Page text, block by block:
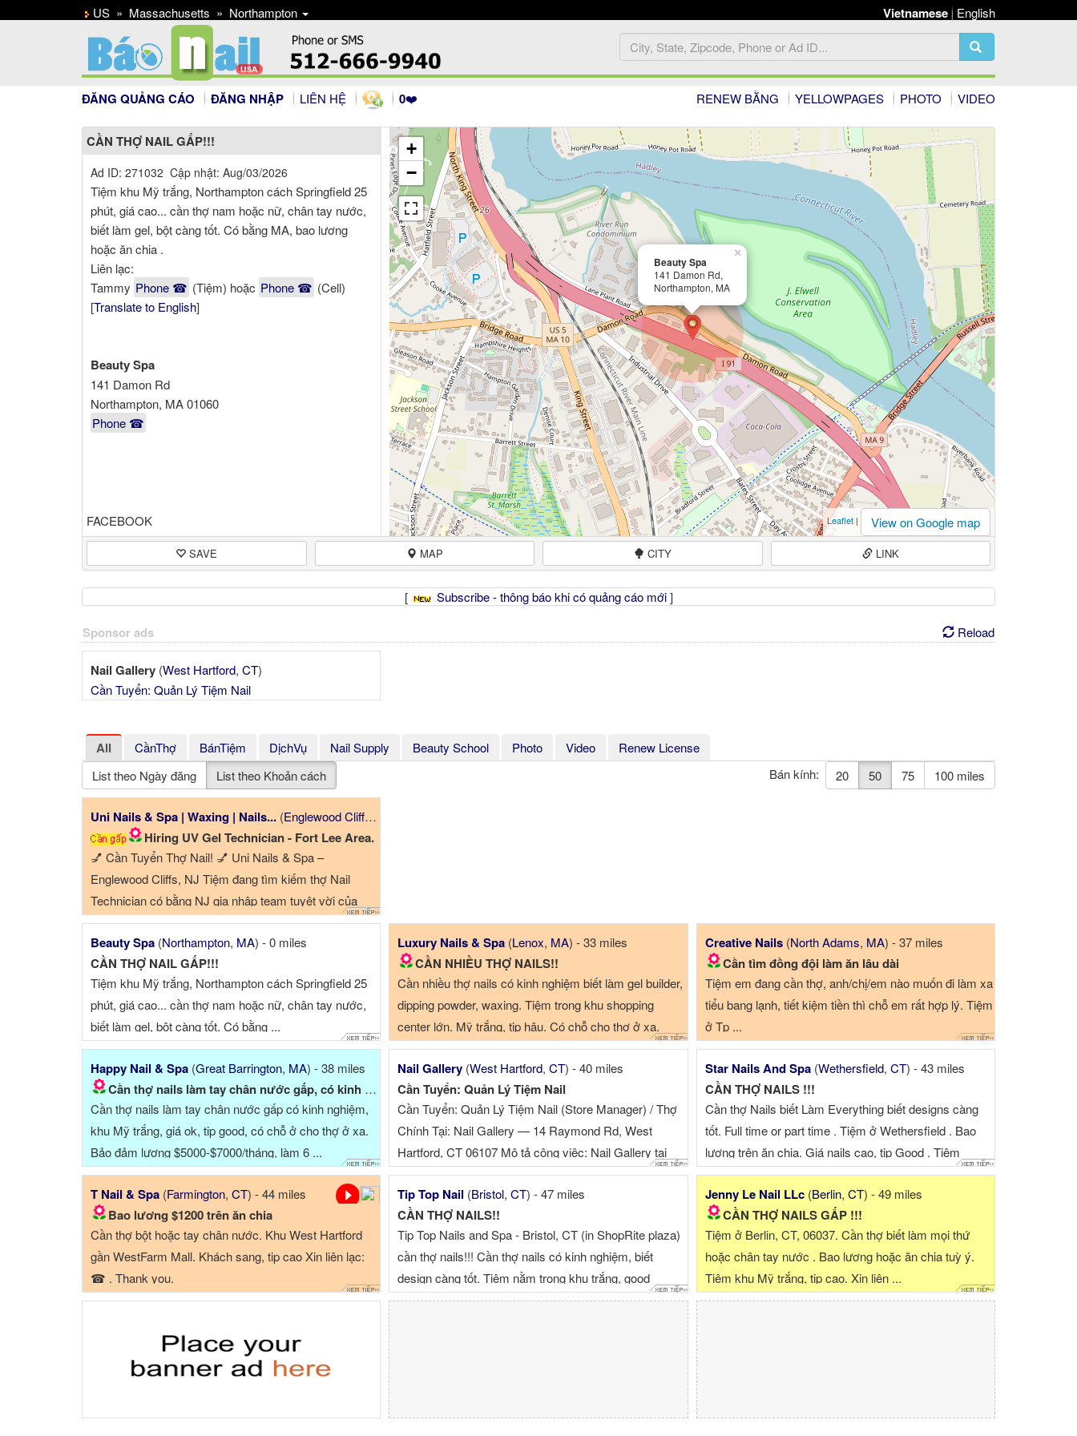
Vietnamese English
US » Massachusetts » Northampton
RENEW BẰNG YELLOWPAGES PHOTO VIDEO
ĐĂNG QUẢNG CÁO ĐĂNG NHẬP LIÊN HỆ 0❤️
CẦN THỢ NAIL GẤP!!!
Ad ID: 271032 Cập nhật: Aug/03/2026
Tiệm khu Mỹ trắng, Northampton cách Springfield 25
phút, giá cao... cần thợ nam hoặc nữ, chân tay nước,
biết làm gel, bột càng tốt. Có bằng MA, bao lương
hoặc ăn chia .
Liên lạc:
Tammy Phone ☎ (Tiệm) hoặc Phone ☎ (Cell)
[Translate to English]
Beauty Spa
141 Damon Rd
Northampton, MA 01060
Phone ☎
FACEBOOK
Beauty Spa
141 Damon Rd,
Northampton, MA
×
+
−
Leaflet| View on Google map
SAVE MAP CITY LINK
[ Subscribe - thông báo khi có quảng cáo mới]
Sponsor ads Reload
Nail Gallery (West Hartford, CT)
Cần Tuyển: Quản Lý Tiệm Nail
All CầnThợ BánTiệm DịchVụ Nail Supply Beauty School Photo Video
Renew License
List theo Ngày đăng
List theo Khoản cách 20 50 75 100 miles
Bán kính:
Uni Nails & Spa | Waxing | Nails... (Englewood Cliffs ,
Hiring UV Gel Technician - Fort Lee Area.
💅 Cần Tuyển Thợ Nail! 💅 Uni Nails & Spa –
Englewood Cliffs, NJ Tiệm đang tìm kiếm thợ Nail
Technician có bằng NJ gia nhập team tuyệt vời của
chúng tôi! ✨ ...
Beauty Spa (Northampton, MA) - 0 miles
CẦN THỢ NAIL GẤP!!!
Tiệm khu Mỹ trắng, Northampton cách Springfield 25
phút, giá cao... cần thợ nam hoặc nữ, chân tay nước,
biết làm gel, bột càng tốt. Có bằng ...
Luxury Nails & Spa (Lenox, MA) - 33 miles
CẦN NHIỀU THỢ NAILS!!
Cần nhiều thợ nails có kinh nghiệm biết làm gel builder,
dipping powder, waxing. Tiệm trong khu shopping
center lớn. Mỹ trắng, tip hậu. Có chỗ cho thợ ở xa.
Lương ...
Creative Nails (North Adams, MA) - 37 miles
Cần tìm đồng đội làm ăn lâu dài
Tiệm em đang cần thợ, anh/chị/em nào muốn đi làm xa
tiểu bang lạnh, tiết kiệm tiền thì chỗ em rất hợp lý. Tiệm
ở Tp ...
Happy Nail & Spa (Great Barrington, MA) - 38 miles
Cần thợ nails làm tay chân nước gấp, có kinh nghiệm.
Cần thợ nails làm tay chân nước gấp có kinh nghiệm,
khu Mỹ trắng, giá ok, tip good, có chỗ ở cho thợ ở xa.
Bảo đảm lương $5000-$7000/tháng, làm 6 ...
Nail Gallery (West Hartford,CT) - 40 miles
Cần Tuyển: Quản Lý Tiệm Nail
Cần Tuyển: Quản Lý Tiệm Nail (Store Manager) / Thợ
Chính Tại: Nail Gallery — 14 Raymond Rd, West
Hartford, CT 06107 Mô tả công việc: Nail Gallery tại
khu vực West Hartford đang ...
Star Nails And Spa (Wethersfield, CT) - 43 miles
CẦN THỢ NAILS !!!
Cần thợ Nails biết Làm Everything biết designs càng
tốt. Full time or part time . Tiệm ở Wethersfield . Bao
lương trên ăn chia. Giá nails cao, tip Good . Tiệm
khách ...
T Nail & Spa (Farmington, CT) - 44 miles
Bao lương $1200 trên ăn chia
Cần thợ bột hoặc tay chân nước. Khu West Hartford
gần WestFarm Mall. Khách sang, tip cao Xin liên lạc:
☎ . Thank you.
Tip Top Nail (Bristol,CT) - 47 miles
CẦN THỢ NAILS!!
Tip Top Nails and Spa - Bristol, CT (in ShopRite plaza)
cần thợ nails!!! Cần thợ nails có kinh nghiệm, biết
design càng tốt. Tiệm nằm trong khu trắng, good
location, ...
Jenny Le Nail LLc (Berlin, CT) - 49 miles
CẦN THỢ NAILS GẤP !!!
Tiệm ở Berlin, CT, 06037. Cần thợ biết làm mọi thứ
hoặc chân tay nước . Bao lương hoặc ăn chia tuỳ ý.
Tiệm khu Mỹ trắng, tip cao. Xin liên ...